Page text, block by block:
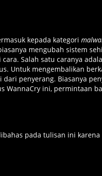
kepada kategori
mengubah sistem
Salah satu caranya
Untuk mengembalikan
penyerang. Biasanya
WannaCry ini, permintaan
pada tulisan ini